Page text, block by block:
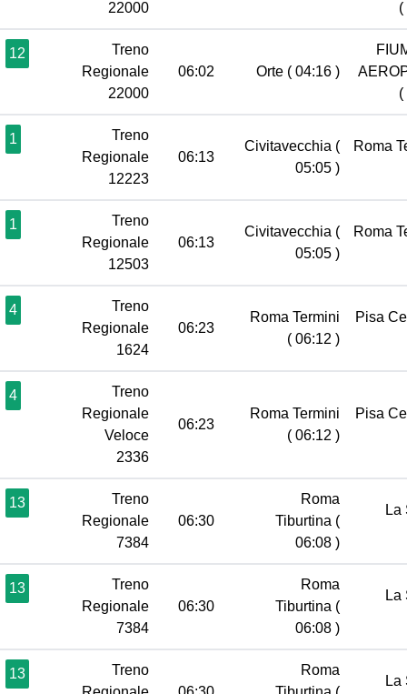
22000
(
12
Treno
Regionale
22000
06:02 Orte ( 04:16 )
(
1
Treno
Regionale
12223
06:13
Civitavecchia (
05:05 )
Roma
1
Treno
Regionale
12503
06:13
Civitavecchia (
05:05 )
Roma
4
Treno
Regionale
1624
06:23
Roma Termini
( 06:12 )
Pisa
4
Treno
Regionale
Veloce
2336
06:23
Roma Termini
( 06:12 )
Pisa
13
Treno
Regionale
7384
06:30
Roma
Tiburtina (
06:08 )
La
13
Treno
Regionale
7384
06:30
Roma
Tiburtina (
06:08 )
La
13
Treno
Roma
La